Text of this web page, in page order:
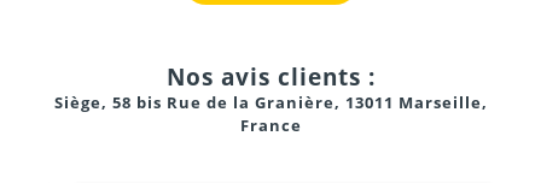
Nos avis clients :
Siège, 58 bis Rue de la Granière, 13011 Marseille,
France